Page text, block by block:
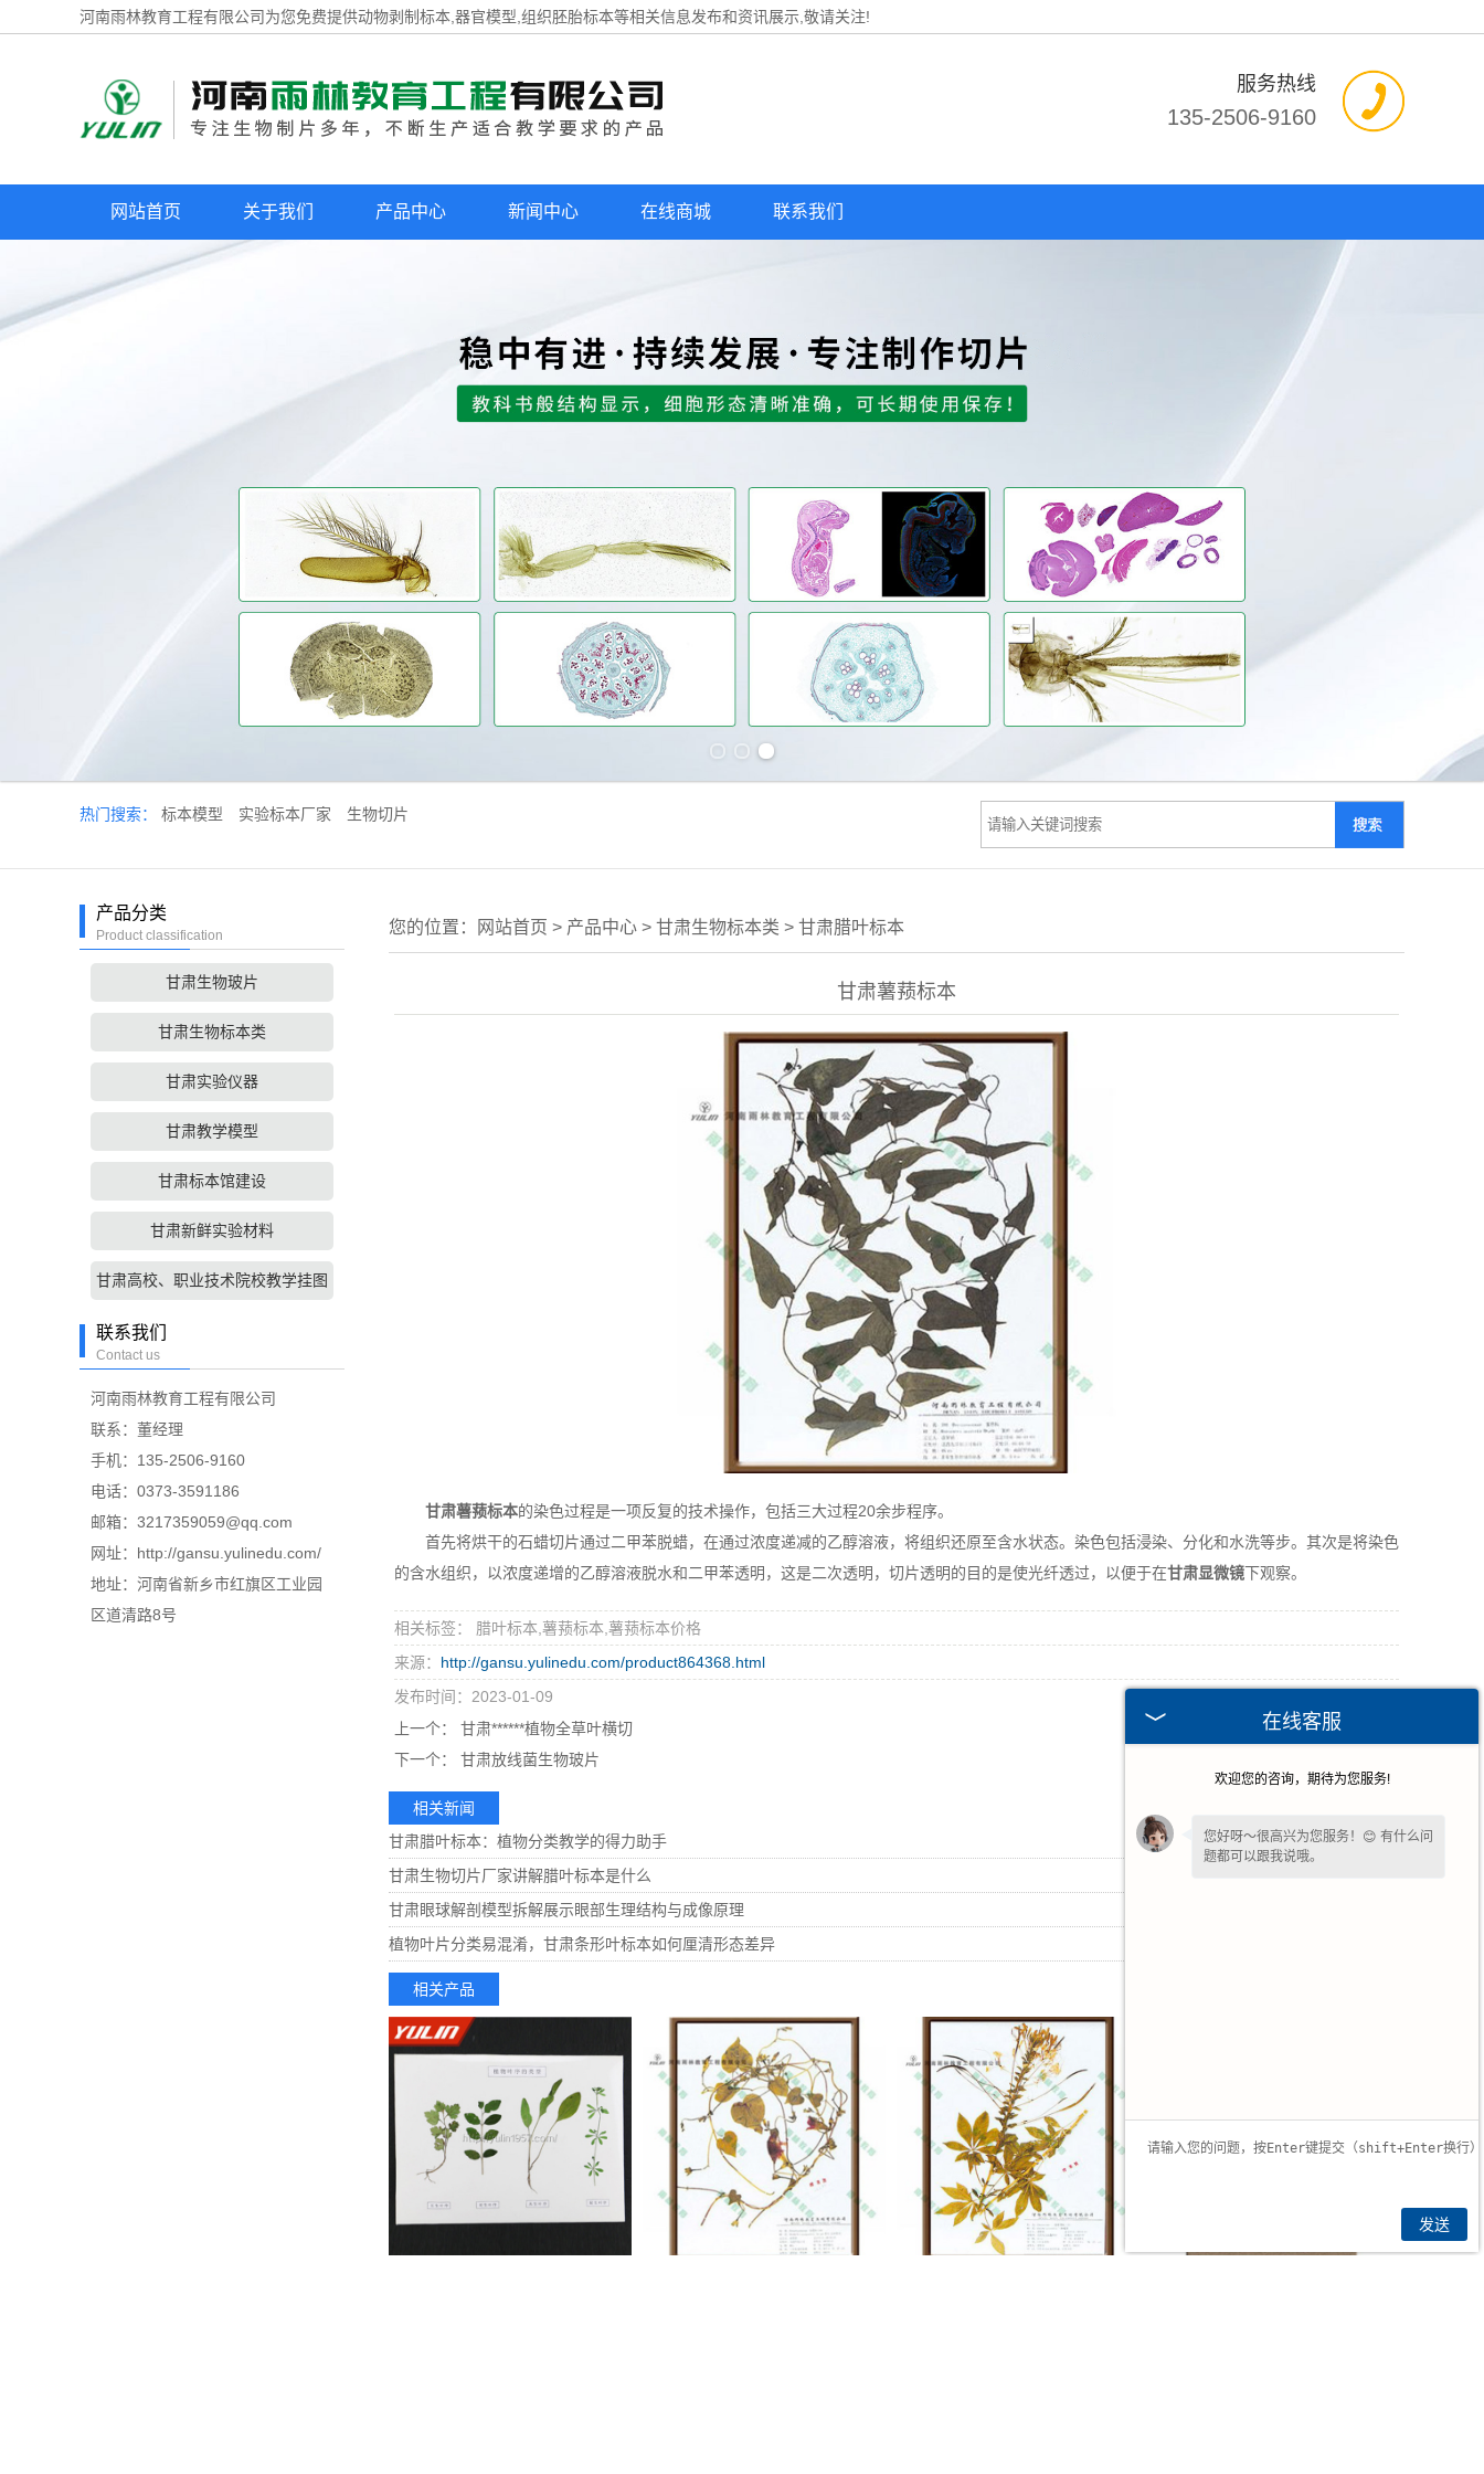
河南雨林教育工程有限公司为您免费提供动物剥制标本 ,器官模型,组织胚胎标本等相关信息发布和资讯展示,敬请关注!
服务热线
135-2506-9160
网站首页 关于我们 产品中心 新闻中心 在线商城 联系我们
热门搜索： 标本模型 实验标本厂家 生物切片
产品分类
Product classification
甘肃生物玻片
甘肃生物标本类
甘肃实验仪器
甘肃教学模型
甘肃标本馆建设
甘肃新鲜实验材料
甘肃高校、职业技术院校教学挂图
联系我们
Contact us
河南雨林教育工程有限公司
联系：董经理
手机：135-2506-9160
电话：0373-3591186
邮箱：3217359059@qq.com
网址：http://gansu.yulinedu.com/
地址：河南省新乡市红旗区工业园
区道清路8号
您的位置： 网站首页 > 产品中心 > 甘肃生物标本类 > 甘肃腊叶标本
甘肃薯蓣标本
甘肃薯蓣标本的染色过程是一项反复的技术操作，包括三大过程20余步程序。
首先将烘干的石蜡切片通过二甲苯脱蜡，在通过浓度递减的乙醇溶液，将组织还原至含水状态。染色包括浸染、分化和水洗等步。其次是将染色
的含水组织，以浓度递增的乙醇溶液脱水和二甲苯透明，这是二次透明，切片透明的目的是使光纤透过，以便于在甘肃显微镜下观察。
相关标签： 腊叶标本,薯蓣标本,薯蓣标本价格
来源： http://gansu.yulinedu.com/product864368.html
发布时间：2023-01-09
上一个：
甘肃******植物全草叶横切
下一个：
甘肃放线菌生物玻片
相关新闻
甘肃腊叶标本：植物分类教学的得力助手
2025-10-23
甘肃生物切片厂家讲解腊叶标本是什么
甘肃眼球解剖模型拆解展示眼部生理结构与成像原理
植物叶片分类易混淆，甘肃条形叶标本如何厘清形态差异
相关产品
在线客服
欢迎您的咨询，期待为您服务!
您好呀～很高兴为您服务！😊 有什么问
题都可以跟我说哦。
发送